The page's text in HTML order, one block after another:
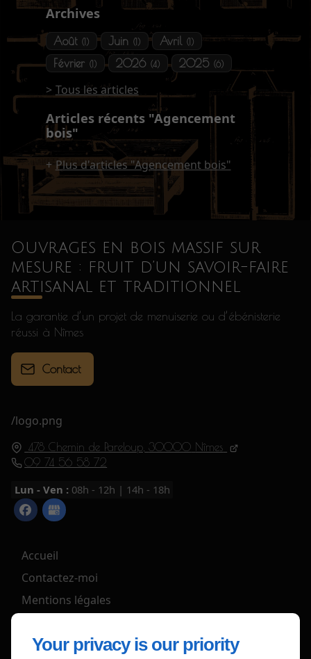
Your privacy is our priority
Archives
Août (1) Juin (1) Avril (1)
Février (1) 2026 (4) 2025 (6)
Tous les articles
Articles récents "Agencement
bois"
Plus d'articles "Agencement bois"
/logo.png
478 Chemin de Pareloup, 30000 Nîmes
09 74 56 58 72
Lun - Ven : 08h - 12h | 14h - 18h
Accueil
Contactez-moi
Mentions légales
Ouvrages en bois massif sur
mesure : fruit d’un savoir-faire
artisanal et traditionnel
La garantie d’un projet de menuiserie ou d’ébénisterie
réussi à Nîmes
Contact